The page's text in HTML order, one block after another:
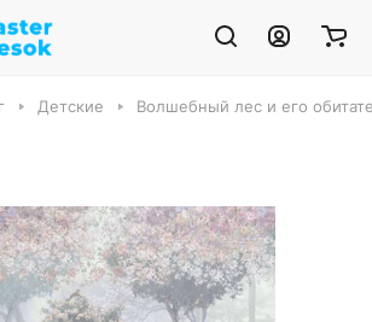
Детские Волшебный лес и его